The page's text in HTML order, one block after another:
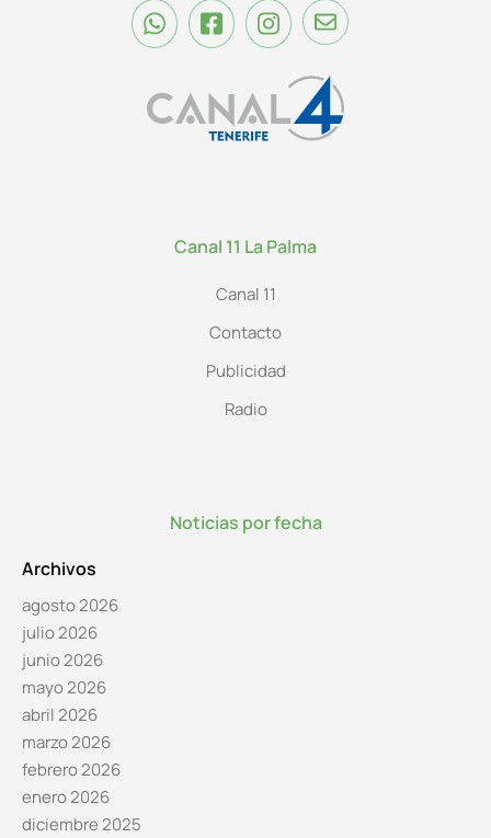
Canal 11 La Palma
Canal 11
Contacto
Publicidad
Radio
Noticias por fecha
Archivos
agosto 2026
julio 2026
junio 2026
mayo 2026
abril 2026
marzo 2026
febrero 2026
enero 2026
diciembre 2025